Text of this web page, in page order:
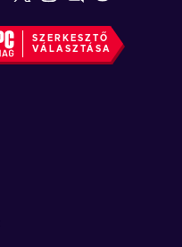
SZERKESZTŐ
VÁLASZTÁSA